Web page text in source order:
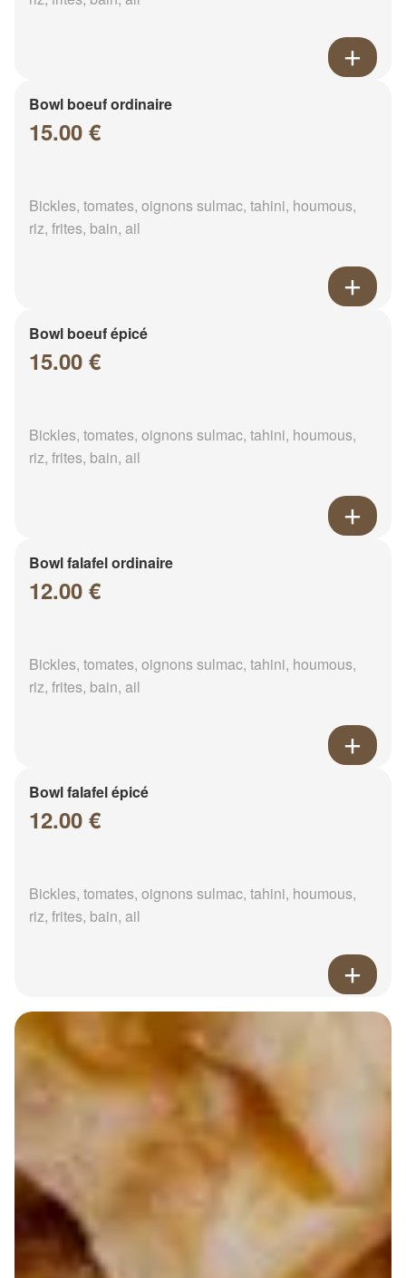
Bowl boeuf ordinaire
15.00 €
Bickles, tomates, oignons sulmac, tahini, houmous,
riz, frites, bain, ail
Bowl boeuf épicé
15.00 €
Bickles, tomates, oignons sulmac, tahini, houmous,
riz, frites, bain, ail
Bowl falafel ordinaire
12.00 €
Bickles, tomates, oignons sulmac, tahini, houmous,
riz, frites, bain, ail
Bowl falafel épicé
12.00 €
Bickles, tomates, oignons sulmac, tahini, houmous,
riz, frites, bain, ail